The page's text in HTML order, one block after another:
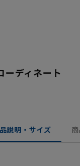
ーディネート
説明・サイズ